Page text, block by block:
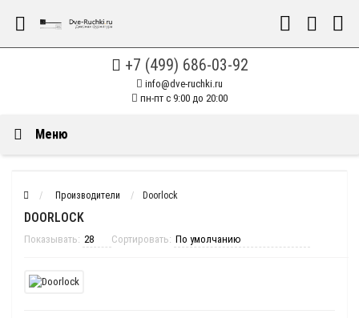
+7 (499) 686-03-92
info@dve-ruchki.ru
пн-пт с 9:00 до 20:00
Меню
Производители Doorlock
DOORLOCK
Показывать: Сортировать: